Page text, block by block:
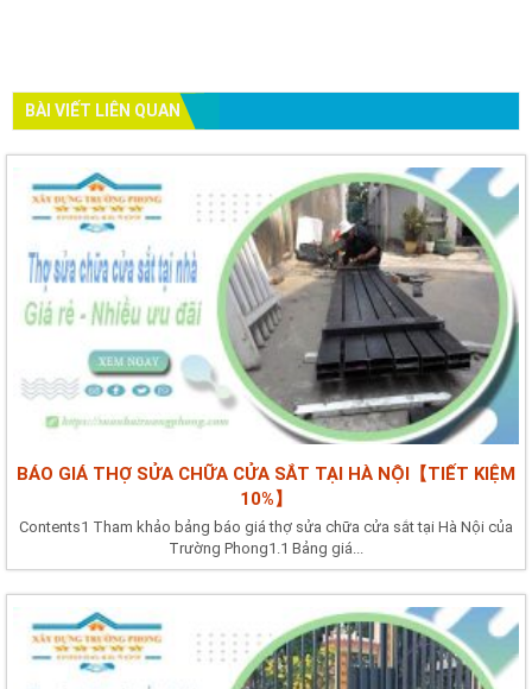
BÀI VIẾT LIÊN QUAN
BÁO GIÁ THỢ SỬA CHỮA CỬA SẮT TẠI HÀ NỘI【TIẾT KIỆM
10%】
Contents1 Tham khảo bảng báo giá thợ sửa chữa cửa sắt tại Hà Nội của
Trường Phong1.1 Bảng giá...